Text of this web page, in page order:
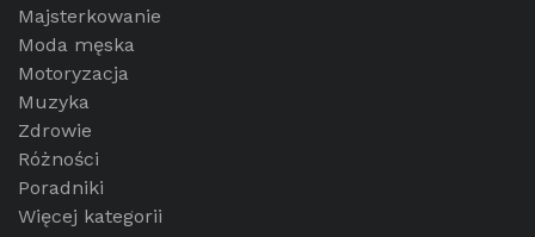
Majsterkowanie
Moda męska
Motoryzacja
Muzyka
Zdrowie
Różności
Poradniki
Więcej kategorii